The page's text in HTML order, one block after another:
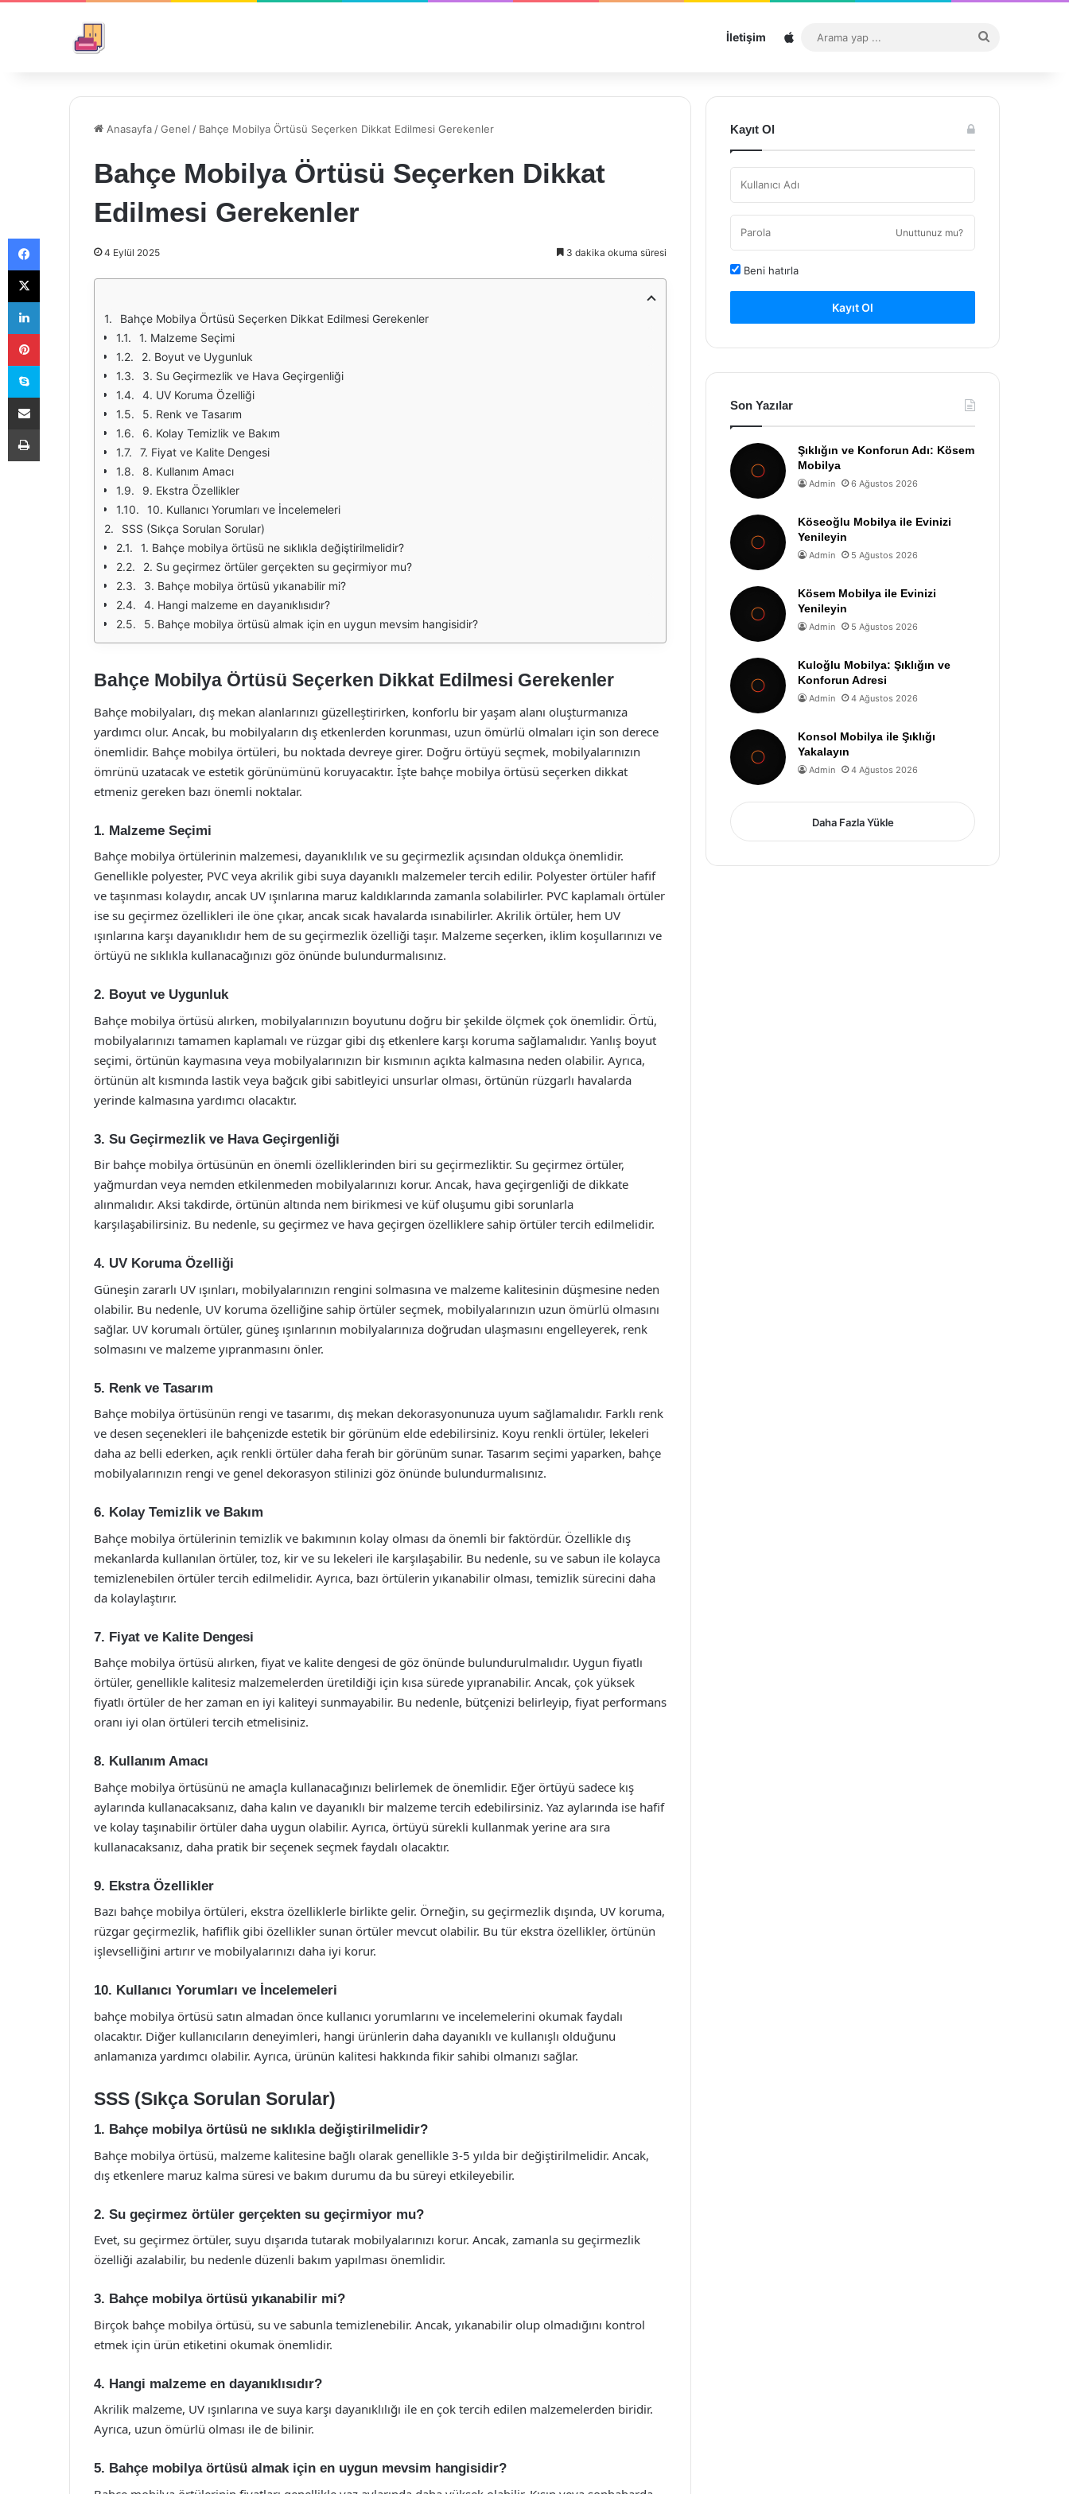
İletişim Sitemap
...
Anasayfa /Genel / Bahçe Mobilya Örtüsü Seçerken Dikkat Edilmesi Gerekenler
Bahçe Mobilya Örtüsü Seçerken Dikkat
Edilmesi Gerekenler
4 Eylül 2025 3 dakika okuma süresi
Bahçe Mobilya Örtüsü Seçerken Dikkat Edilmesi Gerekenler
1. Malzeme Seçimi
2. Boyut ve Uygunluk
3. Su Geçirmezlik ve Hava Geçirgenliği
4. UV Koruma Özelliği
5. Renk ve Tasarım
6. Kolay Temizlik ve Bakım
7. Fiyat ve Kalite Dengesi
8. Kullanım Amacı
9. Ekstra Özellikler
10. Kullanıcı Yorumları ve İncelemeleri
SSS (Sıkça Sorulan Sorular)
1. Bahçe mobilya örtüsü ne sıklıkla değiştirilmelidir?
2. Su geçirmez örtüler gerçekten su geçirmiyor mu?
3. Bahçe mobilya örtüsü yıkanabilir mi?
4. Hangi malzeme en dayanıklısıdır?
5. Bahçe mobilya örtüsü almak için en uygun mevsim hangisidir?
Bahçe Mobilya Örtüsü Seçerken Dikkat Edilmesi Gerekenler
Bahçe mobilyaları, dış mekan alanlarınızı güzelleştirirken, konforlu bir yaşam alanı oluşturmanıza
yardımcı olur. Ancak, bu mobilyaların dış etkenlerden korunması, uzun ömürlü olmaları için son derece
önemlidir. Bahçe mobilya örtüleri, bu noktada devreye girer. Doğru örtüyü seçmek, mobilyalarınızın
ömrünü uzatacak ve estetik görünümünü koruyacaktır. İşte bahçe mobilya örtüsü seçerken dikkat
etmeniz gereken bazı önemli noktalar.
1. Malzeme Seçimi
Bahçe mobilya örtülerinin malzemesi, dayanıklılık ve su geçirmezlik açısından oldukça önemlidir.
Genellikle polyester, PVC veya akrilik gibi suya dayanıklı malzemeler tercih edilir. Polyester örtüler hafif
ve taşınması kolaydır, ancak UV ışınlarına maruz kaldıklarında zamanla solabilirler. PVC kaplamalı örtüler
ise su geçirmez özellikleri ile öne çıkar, ancak sıcak havalarda ısınabilirler. Akrilik örtüler, hem UV
ışınlarına karşı dayanıklıdır hem de su geçirmezlik özelliği taşır. Malzeme seçerken, iklim koşullarınızı ve
örtüyü ne sıklıkla kullanacağınızı göz önünde bulundurmalısınız.
2. Boyut ve Uygunluk
Bahçe mobilya örtüsü alırken, mobilyalarınızın boyutunu doğru bir şekilde ölçmek çok önemlidir. Örtü,
mobilyalarınızı tamamen kaplamalı ve rüzgar gibi dış etkenlere karşı koruma sağlamalıdır. Yanlış boyut
seçimi, örtünün kaymasına veya mobilyalarınızın bir kısmının açıkta kalmasına neden olabilir. Ayrıca,
örtünün alt kısmında lastik veya bağcık gibi sabitleyici unsurlar olması, örtünün rüzgarlı havalarda
yerinde kalmasına yardımcı olacaktır.
3. Su Geçirmezlik ve Hava Geçirgenliği
Bir bahçe mobilya örtüsünün en önemli özelliklerinden biri su geçirmezliktir. Su geçirmez örtüler,
yağmurdan veya nemden etkilenmeden mobilyalarınızı korur. Ancak, hava geçirgenliği de dikkate
alınmalıdır. Aksi takdirde, örtünün altında nem birikmesi ve küf oluşumu gibi sorunlarla
karşılaşabilirsiniz. Bu nedenle, su geçirmez ve hava geçirgen özelliklere sahip örtüler tercih edilmelidir.
4. UV Koruma Özelliği
Güneşin zararlı UV ışınları, mobilyalarınızın rengini solmasına ve malzeme kalitesinin düşmesine neden
olabilir. Bu nedenle, UV koruma özelliğine sahip örtüler seçmek, mobilyalarınızın uzun ömürlü olmasını
sağlar. UV korumalı örtüler, güneş ışınlarının mobilyalarınıza doğrudan ulaşmasını engelleyerek, renk
solmasını ve malzeme yıpranmasını önler.
5. Renk ve Tasarım
Bahçe mobilya örtüsünün rengi ve tasarımı, dış mekan dekorasyonunuza uyum sağlamalıdır. Farklı renk
ve desen seçenekleri ile bahçenizde estetik bir görünüm elde edebilirsiniz. Koyu renkli örtüler, lekeleri
daha az belli ederken, açık renkli örtüler daha ferah bir görünüm sunar. Tasarım seçimi yaparken, bahçe
mobilyalarınızın rengi ve genel dekorasyon stilinizi göz önünde bulundurmalısınız.
6. Kolay Temizlik ve Bakım
Bahçe mobilya örtülerinin temizlik ve bakımının kolay olması da önemli bir faktördür. Özellikle dış
mekanlarda kullanılan örtüler, toz, kir ve su lekeleri ile karşılaşabilir. Bu nedenle, su ve sabun ile kolayca
temizlenebilen örtüler tercih edilmelidir. Ayrıca, bazı örtülerin yıkanabilir olması, temizlik sürecini daha
da kolaylaştırır.
7. Fiyat ve Kalite Dengesi
Bahçe mobilya örtüsü alırken, fiyat ve kalite dengesi de göz önünde bulundurulmalıdır. Uygun fiyatlı
örtüler, genellikle kalitesiz malzemelerden üretildiği için kısa sürede yıpranabilir. Ancak, çok yüksek
fiyatlı örtüler de her zaman en iyi kaliteyi sunmayabilir. Bu nedenle, bütçenizi belirleyip, fiyat performans
oranı iyi olan örtüleri tercih etmelisiniz.
8. Kullanım Amacı
Bahçe mobilya örtüsünü ne amaçla kullanacağınızı belirlemek de önemlidir. Eğer örtüyü sadece kış
aylarında kullanacaksanız, daha kalın ve dayanıklı bir malzeme tercih edebilirsiniz. Yaz aylarında ise hafif
ve kolay taşınabilir örtüler daha uygun olabilir. Ayrıca, örtüyü sürekli kullanmak yerine ara sıra
kullanacaksanız, daha pratik bir seçenek seçmek faydalı olacaktır.
9. Ekstra Özellikler
Bazı bahçe mobilya örtüleri, ekstra özelliklerle birlikte gelir. Örneğin, su geçirmezlik dışında, UV koruma,
rüzgar geçirmezlik, hafiflik gibi özellikler sunan örtüler mevcut olabilir. Bu tür ekstra özellikler, örtünün
işlevselliğini artırır ve mobilyalarınızı daha iyi korur.
10. Kullanıcı Yorumları ve İncelemeleri
bahçe mobilya örtüsü satın almadan önce kullanıcı yorumlarını ve incelemelerini okumak faydalı
olacaktır. Diğer kullanıcıların deneyimleri, hangi ürünlerin daha dayanıklı ve kullanışlı olduğunu
anlamanıza yardımcı olabilir. Ayrıca, ürünün kalitesi hakkında fikir sahibi olmanızı sağlar.
SSS (Sıkça Sorulan Sorular)
1. Bahçe mobilya örtüsü ne sıklıkla değiştirilmelidir?
Bahçe mobilya örtüsü, malzeme kalitesine bağlı olarak genellikle 3-5 yılda bir değiştirilmelidir. Ancak,
dış etkenlere maruz kalma süresi ve bakım durumu da bu süreyi etkileyebilir.
2. Su geçirmez örtüler gerçekten su geçirmiyor mu?
Evet, su geçirmez örtüler, suyu dışarıda tutarak mobilyalarınızı korur. Ancak, zamanla su geçirmezlik
özelliği azalabilir, bu nedenle düzenli bakım yapılması önemlidir.
3. Bahçe mobilya örtüsü yıkanabilir mi?
Birçok bahçe mobilya örtüsü, su ve sabunla temizlenebilir. Ancak, yıkanabilir olup olmadığını kontrol
etmek için ürün etiketini okumak önemlidir.
4. Hangi malzeme en dayanıklısıdır?
Akrilik malzeme, UV ışınlarına ve suya karşı dayanıklılığı ile en çok tercih edilen malzemelerden biridir.
Ayrıca, uzun ömürlü olması ile de bilinir.
5. Bahçe mobilya örtüsü almak için en uygun mevsim hangisidir?
Kayıt Ol
Unuttunuz mu?
Beni hatırla
Kayıt Ol
Son Yazılar
Şıklığın ve Konforun Adı: Kösem
Mobilya
Admin 6 Ağustos 2026
Köseoğlu Mobilya ile Evinizi
Yenileyin
Admin 5 Ağustos 2026
Kösem Mobilya ile Evinizi
Yenileyin
Admin 5 Ağustos 2026
Kuloğlu Mobilya: Şıklığın ve
Konforun Adresi
Admin 4 Ağustos 2026
Konsol Mobilya ile Şıklığı
Yakalayın
Admin 4 Ağustos 2026
Daha Fazla Yükle
Facebook
X
LinkedIn
Pinterest
Skype
E-Posta ile paylaş